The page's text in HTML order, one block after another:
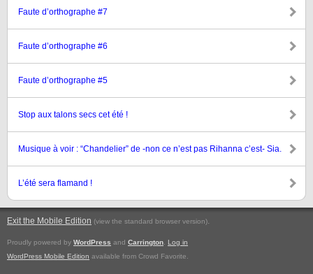
Faute d’orthographe #7
Faute d’orthographe #6
Faute d’orthographe #5
Stop aux talons secs cet été !
Musique à voir : “Chandelier” de -non ce n’est pas Rihanna c’est- Sia.
L’été sera flamand !
Exit the Mobile Edition (view the standard browser version).
Proudly powered by WordPress and Carrington
Log in
WordPress Mobile Edition available from Crowd Favorite.